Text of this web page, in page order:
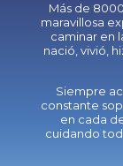
Más de
maravillosa
caminar en
nació, vivió,
Siempre
constante
en cada
cuidando